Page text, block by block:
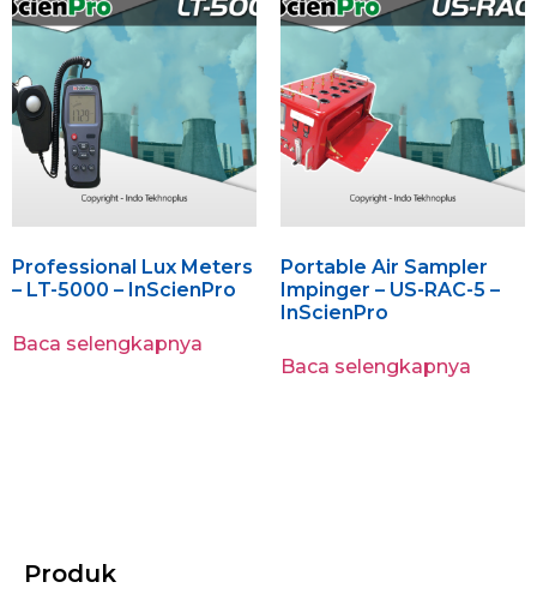
Professional Lux Meters
– LT-5000 – InScienPro
Baca selengkapnya
Portable Air Sampler
Impinger – US-RAC-5 –
InScienPro
Baca selengkapnya
Produk